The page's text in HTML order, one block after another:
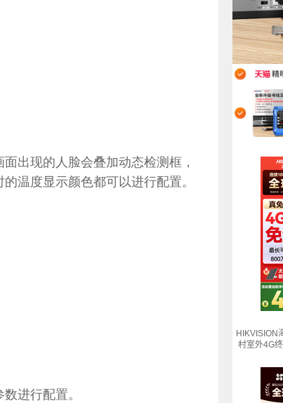
出现的人脸会叠加动态检测框，
温度显示颜色都可以进行配置。
进行配置。